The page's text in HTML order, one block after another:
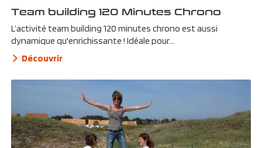
Team building 120 Minutes Chrono
L’activité team building 120 minutes chrono est aussi
dynamique qu'enrichissante ! Idéale pour...
Découvrir